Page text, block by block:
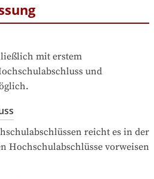
mit erstem
und
reicht es in der
Hochschulabschlüsse vorweisen